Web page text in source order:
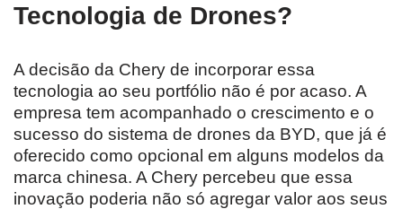
Tecnologia de Drones?
A decisão da Chery de incorporar essa
tecnologia ao seu portfólio não é por acaso. A
empresa tem acompanhado o crescimento e o
sucesso do sistema de drones da BYD, que já é
oferecido como opcional em alguns modelos da
marca chinesa. A Chery percebeu que essa
inovação poderia não só agregar valor aos seus